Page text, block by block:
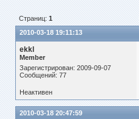
Страниц:1
2010-03-18 19:11:13
ekkl
Member
Зарегистрирован: 2009-09-07
Сообщений: 77
Неактивен
2010-03-18 20:47:59